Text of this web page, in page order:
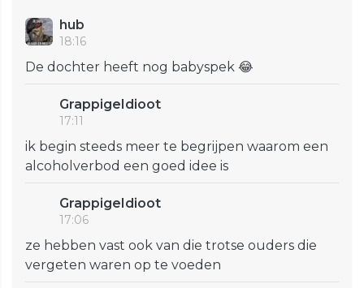
hub
18:16
De dochter heeft nog babyspek 😂
GrappigeIdioot
17:11
ik begin steeds meer te begrijpen waarom een
alcoholverbod een goed idee is
GrappigeIdioot
17:06
ze hebben vast ook van die trotse ouders die
vergeten waren op te voeden